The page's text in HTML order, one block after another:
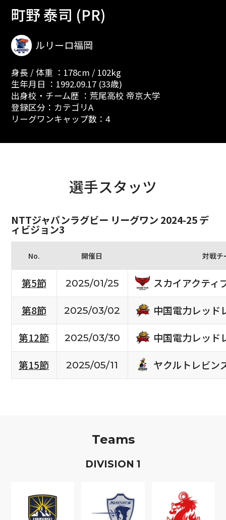
町野 泰司 (PR)
ルリーロ福岡
身長 / 体重 ：178cm / 102kg
生年月日 ：1992.09.17 (33歳)
出身校・チーム歴 ：荒尾高校 帝京大学
登録区分：カテゴリA
リーグワンキャップ数：4
選手スタッツ
NTTジャパンラグビー リーグワン 2024-25 デ
ィビジョン3
No. 開催日 対戦チ
第5節 2025/01/25
スカイアクティ
第8節
2025/03/02
中国電力レッド
第12節
2025/03/30
中国電力レッド
第15節
2025/05/11 ヤクルトレビン
Teams
DIVISION 1